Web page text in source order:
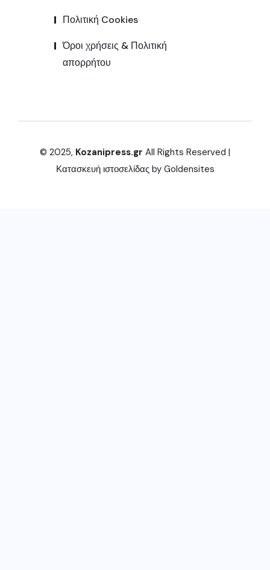
Πολιτική Cookies
Όροι χρήσεις & Πολιτική
απορρήτου
© 2025, Kozanipress.gr All Rights Reserved |
Κατασκευή ιστοσελίδας by Goldensites